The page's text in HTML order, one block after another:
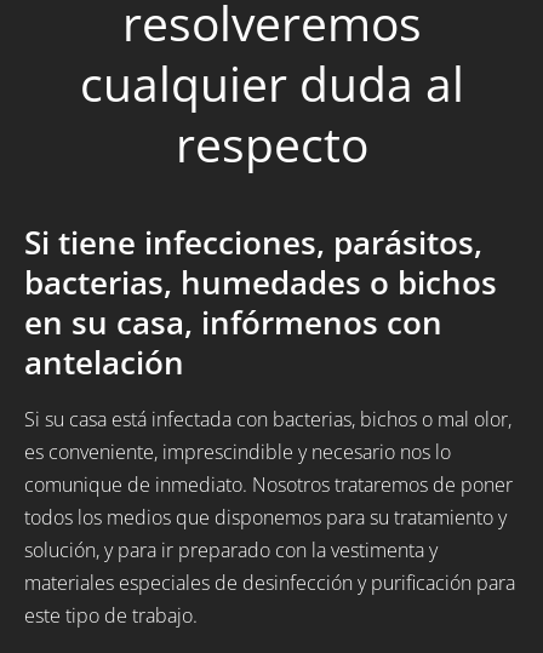
resolveremos
cualquier duda al
respecto
Si tiene infecciones, parásitos,
bacterias, humedades o bichos
en su casa, infórmenos con
antelación
Si su casa está infectada con bacterias, bichos o mal olor,
es conveniente, imprescindible y necesario nos lo
comunique de inmediato. Nosotros trataremos de poner
todos los medios que disponemos para su tratamiento y
solución, y para ir preparado con la vestimenta y
materiales especiales de desinfección y purificación para
este tipo de trabajo.